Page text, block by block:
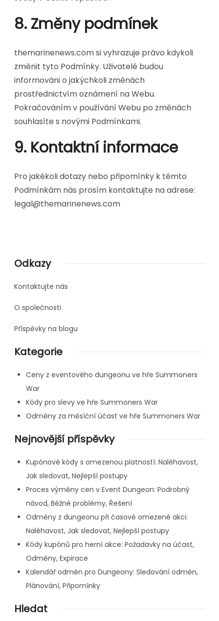
8. Změny podmínek
themarinenews.com si vyhrazuje právo kdykoli
změnit tyto Podmínky. Uživatelé budou
informováni o jakýchkoli změnách
prostřednictvím oznámení na Webu.
Pokračováním v používání Webu po změnách
souhlasíte s novými Podmínkami.
9. Kontaktní informace
Pro jakékoli dotazy nebo připomínky k těmto
Podmínkám nás prosím kontaktujte na adrese:
legal@themarinenews.com
Odkazy
Kontaktujte nás
O společnosti
Příspěvky na blogu
Kategorie
Ceny z eventového dungeonu ve hře Summoners
War
Kódy pro slevy ve hře Summoners War
Odměny za měsíční účast ve hře Summoners War
Nejnovější příspěvky
Kupónové kódy s omezenou platností: Naléhavost,
Jak sledovat, Nejlepší postupy
Proces výměny cen v Event Dungeon: Podrobný
návod, Běžné problémy, Řešení
Odměny z dungeonu při časově omezené akci:
Naléhavost, Jak sledovat, Nejlepší postupy
Kódy kupónů pro herní akce: Požadavky na účast,
Odměny, Expirace
Kalendář odměn pro Dungeony: Sledování odměn,
Plánování, Připomínky
Hledat